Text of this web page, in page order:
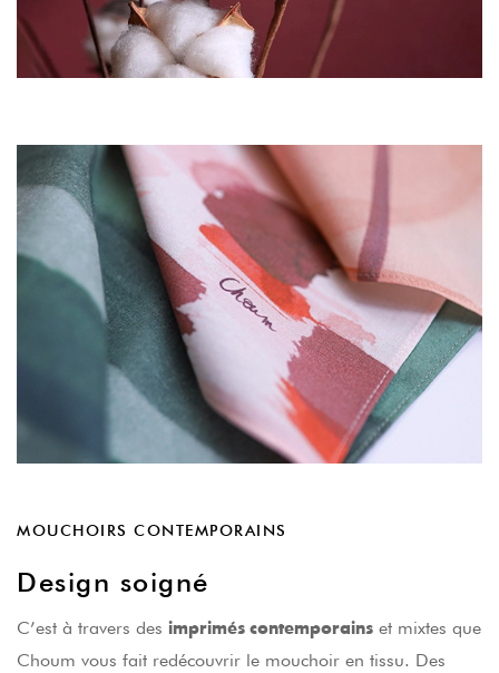
MOUCHOIRS CONTEMPORAINS
Design soigné
C’est à travers des imprimés contemporains et mixtes que
Choum vous fait redécouvrir le mouchoir en tissu. Des